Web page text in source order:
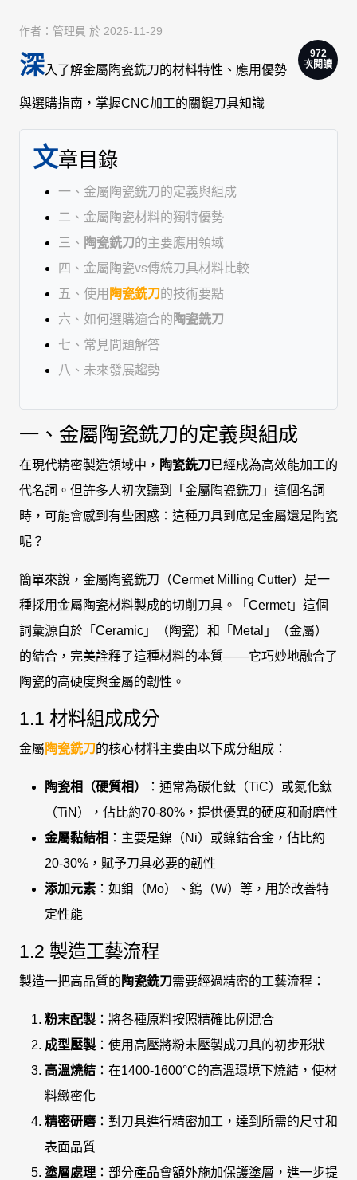
作者： 管理員 於 2025-11-29
972
次閱讀
深入了解金屬陶瓷銑刀的材料特性、應用優勢
與選購指南，掌握CNC加工的關鍵刀具知識
文章目錄
一、金屬陶瓷銑刀的定義與組成
二、金屬陶瓷材料的獨特優勢
三、 陶瓷銑刀的主要應用領域
四、金屬陶瓷vs傳統刀具材料比較
五、使用 陶瓷銑刀的技術要點
六、如何選購適合的 陶瓷銑刀
七、常見問題解答
八、未來發展趨勢
一、金屬陶瓷銑刀的定義與組成
在現代精密製造領域中， 陶瓷銑刀已經成為高效能加工的
代名詞。但許多人初次聽到「金屬陶瓷銑刀」這個名詞
時，可能會感到有些困惑：這種刀具到底是金屬還是陶瓷
呢？
簡單來說，金屬陶瓷銑刀（Cermet Milling Cutter）是一
種採用金屬陶瓷材料製成的切削刀具。「Cermet」這個
詞彙源自於「Ceramic」（陶瓷）和「Metal」（金屬）
的結合，完美詮釋了這種材料的本質——它巧妙地融合了
陶瓷的高硬度與金屬的韌性。
1.1 材料組成成分
金屬陶瓷銑刀的核心材料主要由以下成分組成：
陶瓷相（硬質相）
：通常為碳化鈦（TiC）或氮化鈦
（TiN），佔比約70-80%，提供優異的硬度和耐磨性
金屬黏結相 ：主要是鎳（Ni）或鎳鈷合金，佔比約
20-30%，賦予刀具必要的韌性
添加元素 ：如鉬（Mo）、鎢（W）等，用於改善特
定性能
1.2 製造工藝流程
製造一把高品質的陶瓷銑刀需要經過精密的工藝流程：
粉末配製 ：將各種原料按照精確比例混合
成型壓製 ：使用高壓將粉末壓製成刀具的初步形狀
高溫燒結 ：在1400-1600°C的高溫環境下燒結，使材
料緻密化
精密研磨 ：對刀具進行精密加工，達到所需的尺寸和
表面品質
塗層處理 ：部分產品會額外施加保護塗層，進一步提